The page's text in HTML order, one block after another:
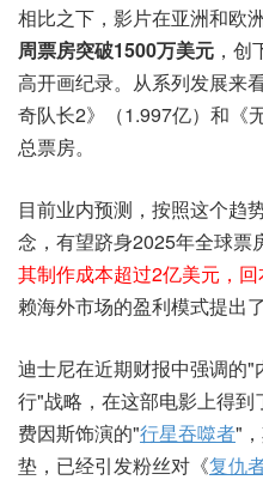
相比之下，影片在亚洲和欧
周票房突破1500万美元 ，
高开画纪录。从系列发展来
奇队长2》（1.997亿）和《
总票房。
目前业内预测，按照这个趋
念，有望跻身2025年全球票
其制作成本超过2亿美元，
赖海外市场的盈利模式提出
迪士尼在近期财报中强调的
行"战略，在这部电影上得到
费因斯饰演的"行星吞噬者"
垫，已经引发粉丝对《复仇